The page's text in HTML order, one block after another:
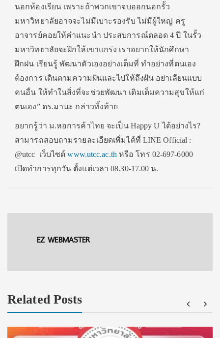
นอกห้องเรียน เพราะถ้าพวกเขาจบออกนอกรั้ว
มหาวิทยาลัยอาจจะไม่มีเบาะรองรับ ไม่มีผู้ใหญ่ ครู
อาจารย์คอยให้คำแนะนำ ประสบการณ์ตลอด 4 ปี ในรั้ว
มหาวิทยาลัยจะฝึกให้เขาแกร่ง เราอยากให้นักศึกษา
ฝึกฝน เรียนรู้ พัฒนาตัวเองอย่างเต็มที่ ทำอย่างที่ตนเอง
ต้องการ เดินตามความฝันและไปให้ถึงฝัน อย่าเลียนแบบ
คนอื่น ให้ทำในสิ่งที่จะช่วยพัฒนา เติมเต็มความสุขให้แก่
ตนเอง” ดร.มานะ กล่าวทิ้งท้าย
อยากรู้ว่า ม.หอการค้าไทย จะเป็น Happy U ได้อย่างไร?
สามารถสอบถามรายละเอียดเพิ่มได้ที่ LINE Official :
@utcc เว็บไซต์www.utcc.ac.th หรือ โทร 02-697-6000
เปิดทำการทุกวัน ตั้งแต่เวลา 08.30-17.00 น.
EZ WEBMASTER
Related Posts